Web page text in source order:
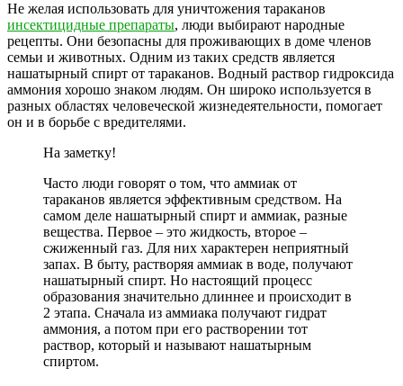
Не желая использовать для уничтожения тараканов
инсектицидные препараты, люди выбирают народные
рецепты. Они безопасны для проживающих в доме членов
семьи и животных. Одним из таких средств является
нашатырный спирт от тараканов. Водный раствор гидроксида
аммония хорошо знаком людям. Он широко используется в
разных областях человеческой жизнедеятельности, помогает
он и в борьбе с вредителями.
На заметку!
Часто люди говорят о том, что аммиак от
тараканов является эффективным средством. На
самом деле нашатырный спирт и аммиак, разные
вещества. Первое – это жидкость, второе –
сжиженный газ. Для них характерен неприятный
запах. В быту, растворяя аммиак в воде, получают
нашатырный спирт. Но настоящий процесс
образования значительно длиннее и происходит в
2 этапа. Сначала из аммиака получают гидрат
аммония, а потом при его растворении тот
раствор, который и называют нашатырным
спиртом.